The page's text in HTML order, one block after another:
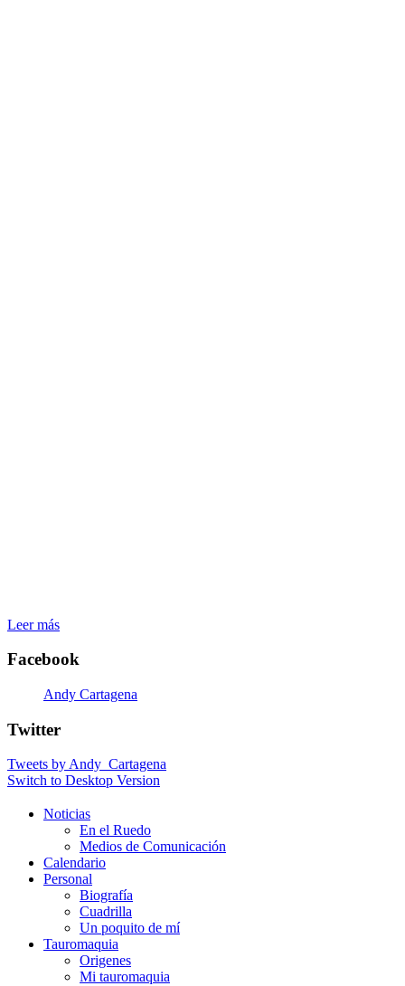
Leer más
Facebook
Andy Cartagena
Twitter
Tweets by Andy_Cartagena
Switch to Desktop Version
Noticias
En el Ruedo
Medios de Comunicación
Calendario
Personal
Biografía
Cuadrilla
Un poquito de mí
Tauromaquia
Origenes
Mi tauromaquia